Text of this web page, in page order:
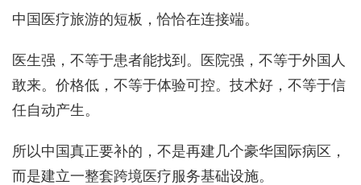
中国医疗旅游的短板，恰恰在连接端。
医生强，不等于患者能找到。医院强，不等于外国人
敢来。价格低，不等于体验可控。技术好，不等于信
任自动产生。
所以中国真正要补的，不是再建几个豪华国际病区，
而是建立一整套跨境医疗服务基础设施。